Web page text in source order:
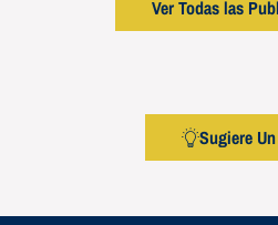
Ver Todas las
Sugiere